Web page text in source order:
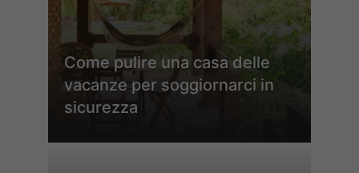
Come pulire una casa delle
vacanze per soggiornarci in
sicurezza